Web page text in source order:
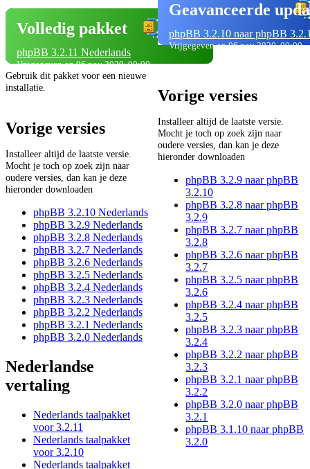
Volledig pakket
phpBB 3.2.11 Nederlands
Vrijgegeven op 06 nov 2020, 00:00
Gebruik dit pakket voor een nieuwe
installatie.
Vorige versies
Installeer altijd de laatste versie.
Mocht je toch op zoek zijn naar
oudere versies, dan kan je deze
hieronder downloaden
phpBB 3.2.10 Nederlands
phpBB 3.2.9 Nederlands
phpBB 3.2.8 Nederlands
phpBB 3.2.7 Nederlands
phpBB 3.2.6 Nederlands
phpBB 3.2.5 Nederlands
phpBB 3.2.4 Nederlands
phpBB 3.2.3 Nederlands
phpBB 3.2.2 Nederlands
phpBB 3.2.1 Nederlands
phpBB 3.2.0 Nederlands
Nederlandse
vertaling
Nederlands taalpakket
voor 3.2.11
Nederlands taalpakket
voor 3.2.10
Nederlands taalpakket
Geavanceerde
phpBB 3.2.10 naar phpBB
Vrijgegeven op 06 nov 2020, 00:00
Vorige versies
Installeer altijd de laatste versie.
Mocht je toch op zoek zijn naar
oudere versies, dan kan je deze
hieronder downloaden
phpBB 3.2.9 naar phpBB
3.2.10
phpBB 3.2.8 naar phpBB
3.2.9
phpBB 3.2.7 naar phpBB
3.2.8
phpBB 3.2.6 naar phpBB
3.2.7
phpBB 3.2.5 naar phpBB
3.2.6
phpBB 3.2.4 naar phpBB
3.2.5
phpBB 3.2.3 naar phpBB
3.2.4
phpBB 3.2.2 naar phpBB
3.2.3
phpBB 3.2.1 naar phpBB
3.2.2
phpBB 3.2.0 naar phpBB
3.2.1
phpBB 3.1.10 naar phpBB
3.2.0